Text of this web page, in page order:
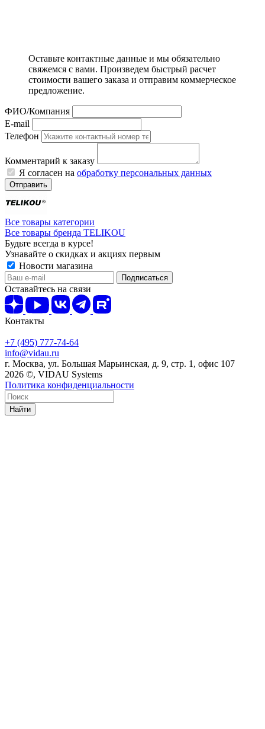
Оставьте контактные данные и мы обязательно
свяжемся с вами. Произведем быстрый расчет
стоимости вашего заказа и отправим коммерческое
предложение.
ФИО/Компания
E-mail
Телефон
Комментарий к заказу
Я согласен на обработку персональных данных
Отправить
Все товары категории
Все товары бренда TELIKOU
Будьте всегда в курсе!
Узнавайте о скидках и акциях первым
Новости магазина
Оставайтесь на связи
Контакты
+7 (495) 777-74-64
info@vidau.ru
г. Москва, ул. Большая Марьинская, д. 9, стр. 1, офис 107
2026 ©, VIDAU Systems
Политика конфиденциальности
Найти